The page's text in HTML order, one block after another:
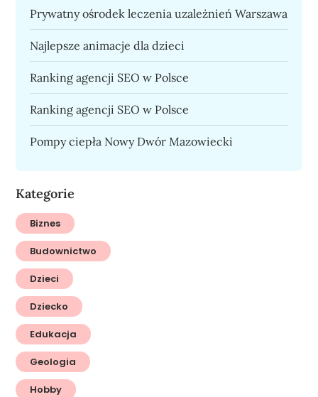
Prywatny ośrodek leczenia uzależnień Warszawa
Najlepsze animacje dla dzieci
Ranking agencji SEO w Polsce
Ranking agencji SEO w Polsce
Pompy ciepła Nowy Dwór Mazowiecki
Kategorie
Biznes
Budownictwo
Dzieci
Dziecko
Edukacja
Geologia
Hobby